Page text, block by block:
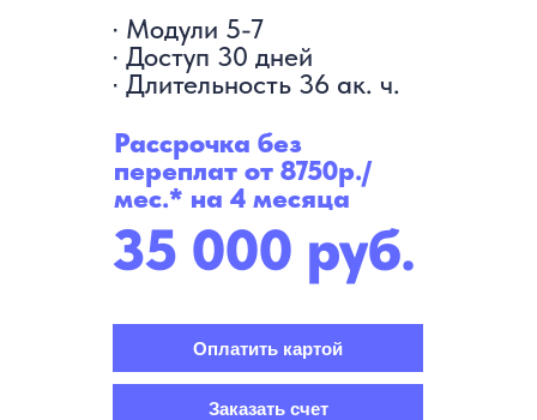
35 000 руб.
∙ Модули 5-7
∙ Доступ 30 дней
∙ Длительность 36 ак. ч.
Заказать счет
Оплатить картой
Рассрочка без
переплат от 8750р./
мес.* на 4 месяца